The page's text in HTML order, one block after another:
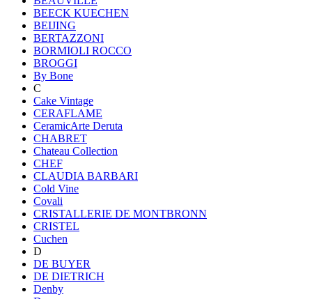
BEECK KUECHEN
BEIJING
BERTAZZONI
BORMIOLI ROCCO
BROGGI
By Bone
C
Cake Vintage
CERAFLAME
CeramicArte Deruta
CHABRET
Chateau Collection
CHEF
CLAUDIA BARBARI
Cold Vine
Covali
CRISTALLERIE DE MONTBRONN
CRISTEL
Cuchen
D
DE BUYER
DE DIETRICH
Denby